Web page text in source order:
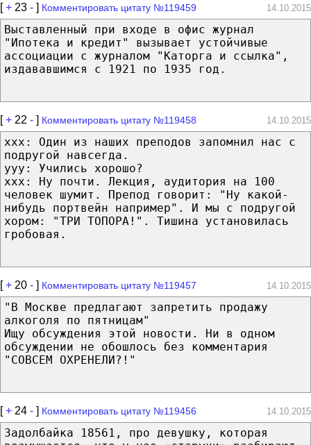
[+ 23 - ] Комментировать цитату №119459 14.10.2015
Выставленный при входе в офис журнал
"Ипотека и кредит" вызывает устойчивые
ассоциации с журналом "Каторга и ссылка",
издававшимся с 1921 по 1935 год.
[+ 22 - ] Комментировать цитату №119458 14.10.2015
xxx: Один из наших преподов запомнил нас с
подругой навсегда.
yyy: Учились хорошо?
xxx: Ну почти. Лекция, аудитория на 100
человек шумит. Препод говорит: "Ну какой-
нибудь портвейн например". И мы с подругой
хором: "ТРИ ТОПОРА!". Тишина установилась
гробовая.
[+ 20 - ] Комментировать цитату №119457 14.10.2015
"В Москве предлагают запретить продажу
алкоголя по пятницам"
Ищу обсуждения этой новости. Ни в одном
обсуждении не обошлось без комментария
"СОВСЕМ ОХРЕНЕЛИ?!"
[+ 24 - ] Комментировать цитату №119456 14.10.2015
Задолбайка 18561, про девушку, которая